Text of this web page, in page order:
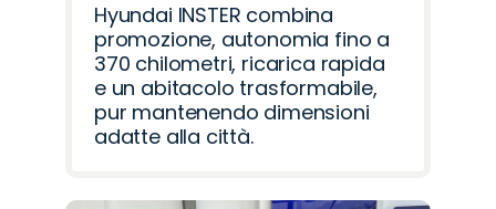
Hyundai INSTER combina
promozione, autonomia fino a
370 chilometri, ricarica rapida
e un abitacolo trasformabile,
pur mantenendo dimensioni
adatte alla città.